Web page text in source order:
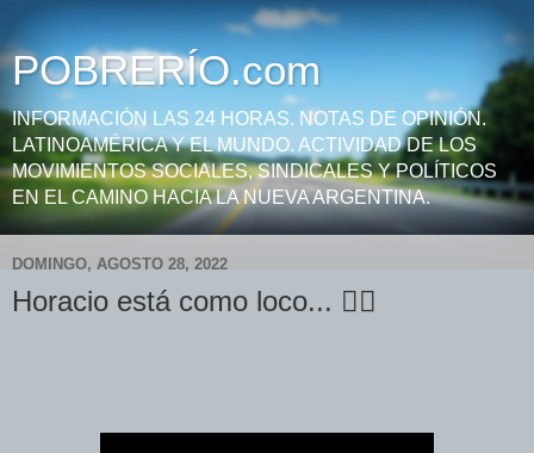
POBRERÍO.com
INFORMACIÓN LAS 24 HORAS. NOTAS DE OPINIÓN.
LATINOAMÉRICA Y EL MUNDO. ACTIVIDAD DE LOS
MOVIMIENTOS SOCIALES, SINDICALES Y POLÍTICOS
EN EL CAMINO HACIA LA NUEVA ARGENTINA.
DOMINGO, AGOSTO 28, 2022
Horacio está como loco... 👇🏿